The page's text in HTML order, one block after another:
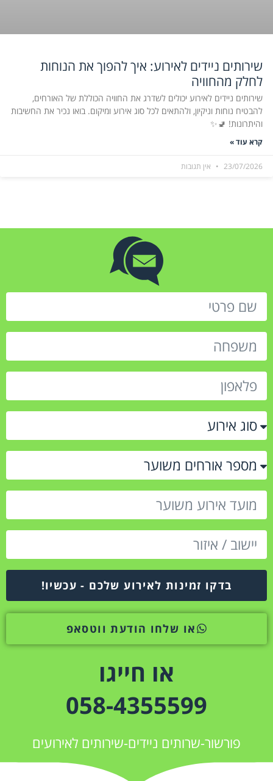
שירותים ניידים לאירוע: איך להפוך את הנוחות
לחלק מהחוויה
שירותים ניידים לאירוע יכולים לשדרג את החוויה הכוללת של האורחים,
להבטיח נוחות וניקיון, ולהתאים לכל סוג אירוע ומיקום. בואו נכיר את החשיבות
והיתרונות! 🚽✨
קרא עוד »
23/07/2026 אין תגובות
בדקו זמינות לאירוע שלכם - עכשיו!
או שלחו הודעת ווטסאפ
או חייגו
058-4355599
פורשור-שרותים ניידים-שירותים לאירועים